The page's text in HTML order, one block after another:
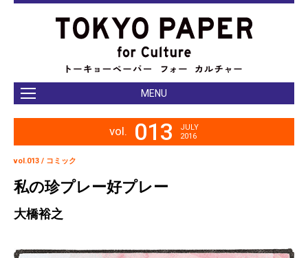
MENU
vol. 013
JULY
2016
vol.013 / コミック
私の珍プレー好プレー
大橋裕之